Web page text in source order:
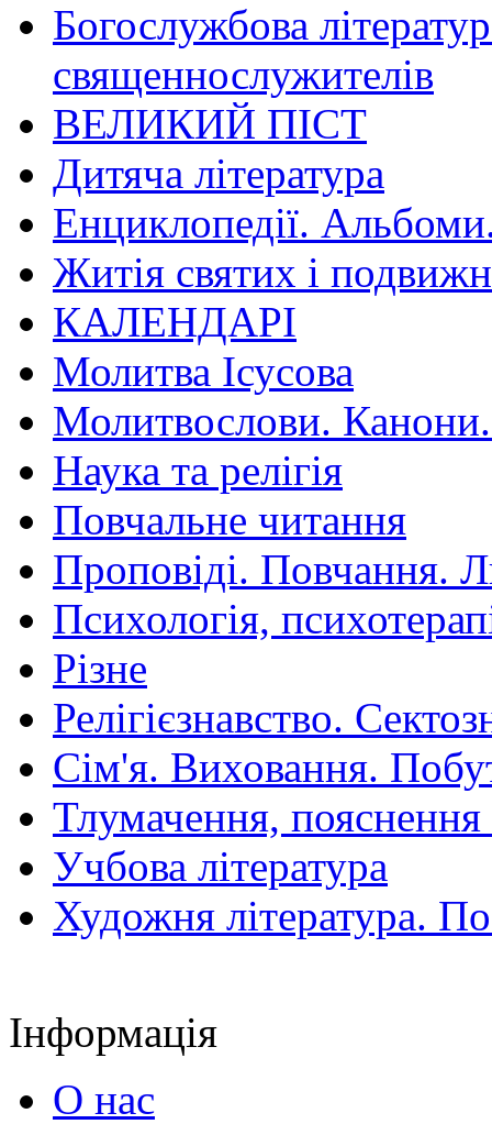
Богослужбова
священнослужителів
ВЕЛИКИЙ ПІСТ
Дитяча література
Енциклопедії.
Житія святих і
КАЛЕНДАРІ
Молитва Ісусова
Молитвослови.
Наука та релігія
Повчальне читання
Проповіді. Повчання.
Психологія,
Різне
Релігієзнавство.
Сім'я. Виховання.
Тлумачення,
Учбова література
Художня література.
Інформація
О нас